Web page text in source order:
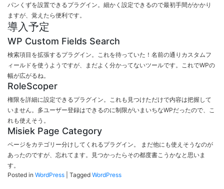
パンくずを設置できるプラグイン。細かく設定できるので最初手間がかかり
ますが、覚えたら便利です。
導入予定
WP Custom Fields Search
検索項目を拡張するプラグイン。これを待っていた！名前の通りカスタムフ
ィールドを使うようですが、まだよく分かってないツールです。これでWPの
幅が広がるね。
RoleScoper
権限を詳細に設定できるプラグイン。これも見つけただけで内容は把握して
いません。多ユーザー登録はできるのに制限がいまいちなWPだったので、こ
れも使えそう。
Misiek Page Category
ページをカテゴリー分けしてくれるプラグイン。 まだ他にも使えそうなのが
あったのですが、忘れてます。見つかったらその都度書こうかなと思いま
す。
Posted in WordPress Tagged WordPress